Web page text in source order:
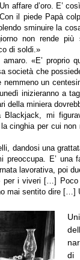
affare d’oro. E’
il piede Papà
sminuire la
non rende
di soldi.»
amaro. «E’
società che
nemmeno un
inizieranno a
della miniera
Blackjack, mi
cinghia per cui
dandosi una
preoccupa. E’ una
lavorativa, poi
per i viveri […]
mai sentito dire […]
di